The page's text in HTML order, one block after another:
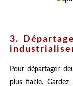
3.
Pour départager
plus fiable. Gardez